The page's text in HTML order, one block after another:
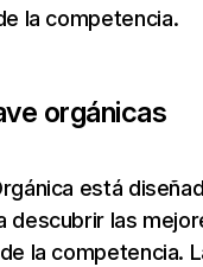
la competencia.
orgánicas
está
descubrir las
la competencia.